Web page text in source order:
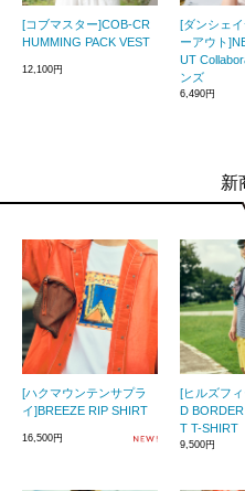
[コブマスター]COB-CR
HUMMING PACK VEST
12,100円
[ダンシェ
ーアウト
UT
ンズ
6,490円
新
[ハクマウンテンサプラ
イ]BREEZE RIP SHIRT
16,500円
[ヒルズフィ
D
T T-SHIRT
9,500円